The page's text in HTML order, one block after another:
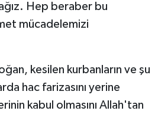
Hep beraber bu
mücadelemizi
kesilen kurbanların ve şu
hac farizasını yerine
kabul olmasını Allah'tan